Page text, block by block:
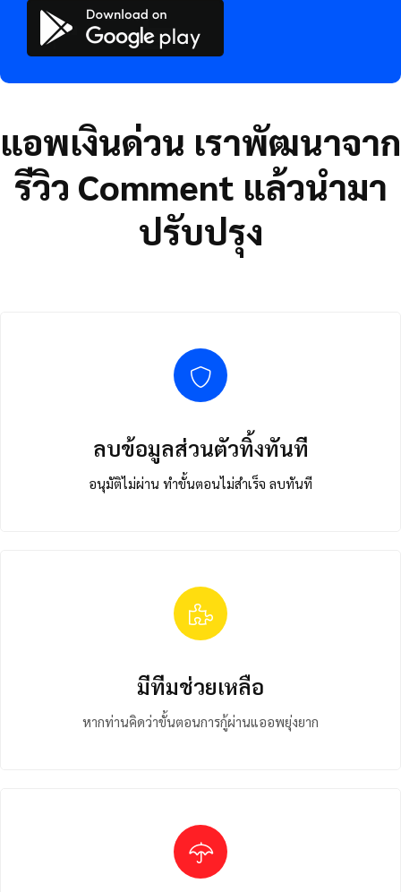
แอพเงินด่วน เราพัฒนาจาก
รีวิว Comment แล้วนำมา
ปรับปรุง
ลบข้อมูลส่วนตัวทิ้งทันที
อนุมัติไม่ผ่าน ทำขั้นตอนไม่สำเร็จ ลบทันที
มีทีมช่วยเหลือ
หากท่านคิดว่าขั้นตอนการกู้ผ่านแออพยุ่งยาก